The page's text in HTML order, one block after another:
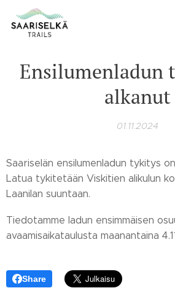
Ensilumenladun
alkanut
01.11.2024
Saariselän ensilumenladun tykitys
Latua tykitetään Viskitien alikulun
Laanilan suuntaan.
Tiedotamme ladun ensimmäisen
avaamisaikataulusta maanantaina
Share